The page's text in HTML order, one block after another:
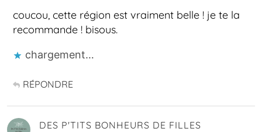
coucou, cette région est vraiment belle ! je te la
recommande ! bisous.
chargement…
RÉPONDRE
DES P'TITS BONHEURS DE FILLES